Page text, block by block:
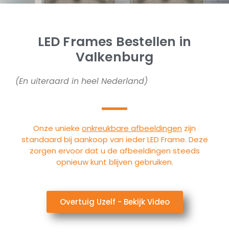
LED Frames Bestellen in
Valkenburg
(En uiteraard in heel Nederland)
Onze unieke onkreukbare afbeeldingen zijn
standaard bij aankoop van ieder LED Frame. Deze
zorgen ervoor dat u de afbeeldingen steeds
opnieuw kunt blijven gebruiken.
Overtuig Uzelf - Bekijk Video